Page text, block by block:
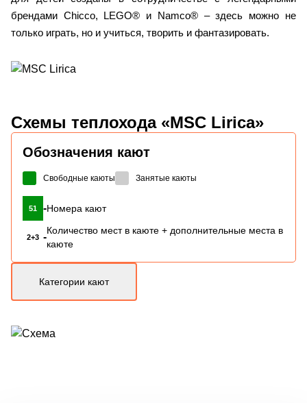
брендами Chicco, LEGO® и Namco® – здесь можно не
только играть, но и учиться, творить и фантазировать.
Схемы теплохода «MSC Lirica»
Обозначения кают
Свободные каюты Занятые каюты
51 -Номера кают
2+3 -
Количество мест в каюте + дополнительные места в
каюте
Категории кают